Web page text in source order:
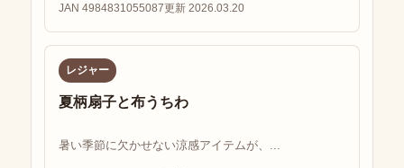
JAN 4984831055087更新 2026.03.20
レジャー
夏柄扇子と布うちわ
暑い季節に欠かせない涼感アイテムが、...